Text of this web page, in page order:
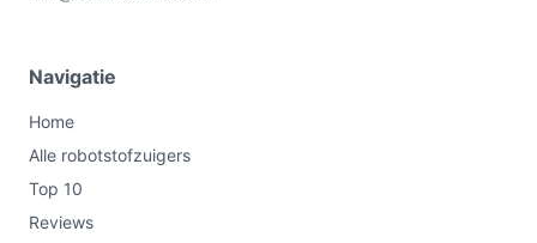
Navigatie
Home
Alle robotstofzuigers
Top 10
Reviews